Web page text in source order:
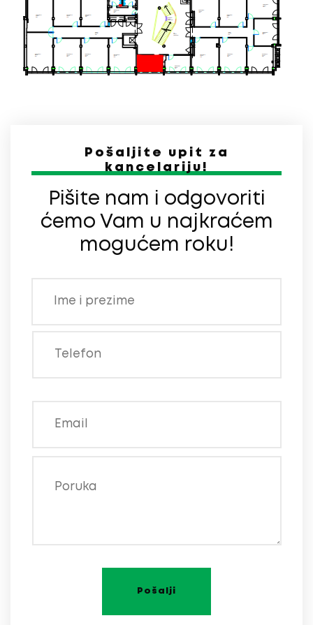
Pošaljite upit za
kancelariju!
Pišite nam i odgovoriti
ćemo Vam u najkraćem
mogućem roku!